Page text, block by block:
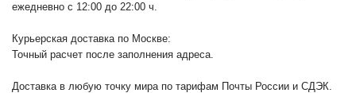
ежедневно с 12:00 до 22:00 ч.
Курьерская доставка по Москве:
Точный расчет после заполнения адреса.
Доставка в любую точку мира по тарифам Почты России и СДЭК.